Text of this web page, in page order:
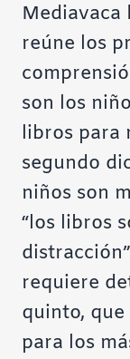
Mediavaca
reúne los
son los
libros para
segundo
niños son
“los libros
requiere
quinto, que
para los